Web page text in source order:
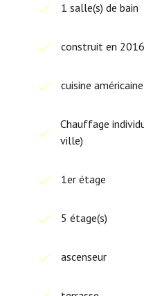
1 salle(s) de bain
construit en 2016
cuisine
Chauffage
ville)
1er étage
5 étage(s)
ascenseur